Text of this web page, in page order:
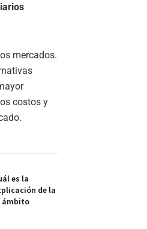
mercados.
costos y
es la
de la
ámbito